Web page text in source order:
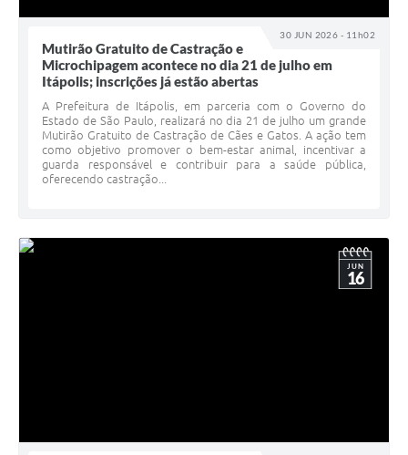
30 JUN 2026 - 11h02
Mutirão Gratuito de Castração e
Microchipagem acontece no dia 21 de julho em
Itápolis; inscrições já estão abertas
A Prefeitura de Itápolis, em parceria com o Governo do
Estado de São Paulo, realizará no dia 21 de julho um grande
Mutirão Gratuito de Castração de Cães e Gatos. A ação tem
como objetivo promover o bem-estar animal, incentivar a
guarda responsável e contribuir para a saúde pública,
oferecendo castração...
JUN
16